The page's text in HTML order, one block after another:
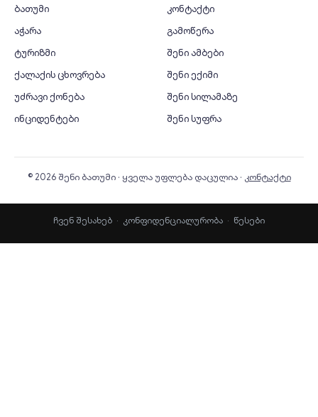
ბათუმი
აჭარა
ტურიზმი
ქალაქის ცხოვრება
უძრავი ქონება
ინციდენტები
კონტაქტი
გამოწერა
შენი ამბები
შენი ექიმი
შენი სილამაზე
შენი სუფრა
© 2026 შენი ბათუმი · ყველა უფლება დაცულია · კონტაქტი
ჩვენ შესახებ · კონფიდენციალურობა · წესები